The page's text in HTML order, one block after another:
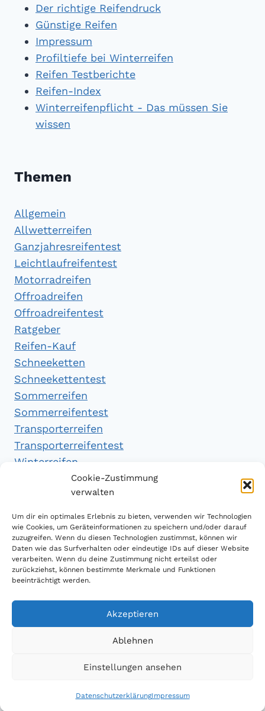
Cookie-Zustimmung
verwalten
Um dir ein optimales Erlebnis zu bieten, verwenden wir Technologien
wie Cookies, um Geräteinformationen zu speichern und/oder darauf
zuzugreifen. Wenn du diesen Technologien zustimmst, können wir
Daten wie das Surfverhalten oder eindeutige IDs auf dieser Website
verarbeiten. Wenn du deine Zustimmung nicht erteilst oder
zurückziehst, können bestimmte Merkmale und Funktionen
beeinträchtigt werden.
Akzeptieren
Ablehnen
Einstellungen ansehen
DatenschutzerklärungImpressum
Der richtige Reifendruck
Günstige Reifen
Impressum
Profiltiefe bei Winterreifen
Reifen Testberichte
Reifen-Index
Winterreifenpflicht - Das müssen Sie
wissen
Themen
Allgemein
Allwetterreifen
Ganzjahresreifentest
Leichtlaufreifentest
Motorradreifen
Offroadreifen
Offroadreifentest
Ratgeber
Reifen-Kauf
Schneeketten
Schneekettentest
Sommerreifen
Sommerreifentest
Transporterreifen
Transporterreifentest
Winterreifen
Winterreifentest
Empfehlungen
Handytarifvergleich
Luftsport Magazin